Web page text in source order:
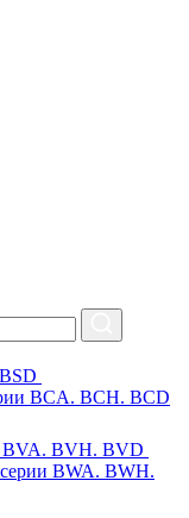
BCA. BCH. BCD
BVA. BVH. BVD
BWA. BWH.